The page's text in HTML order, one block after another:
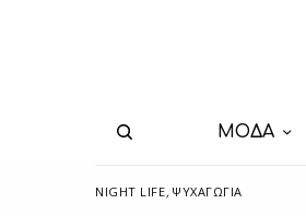
ΜΟΔΑ
NIGHT LIFE, ΨΥΧΑΓΩΓΙΑ